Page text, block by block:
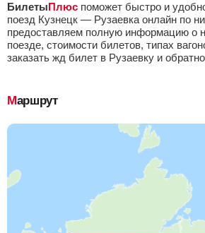
БилетыПлюс поможет быстро и
поезд Кузнецк — Рузаевка онлайн по
предоставляем полную информацию о
поезде, стоимости билетов, типах
заказать жд билет в Рузаевку и
Маршрут